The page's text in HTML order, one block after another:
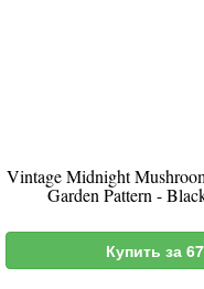
Vintage Midnight
Garden Pattern -
Купить за